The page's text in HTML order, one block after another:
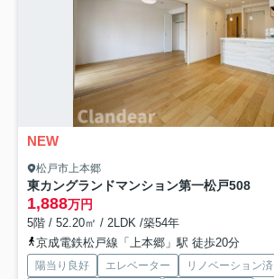
NEW
松戸市上本郷
東カングランドマンション第一松戸508
1,888万円
5階 / 52.20㎡ / 2LDK /築54年
京成電鉄松戸線「上本郷」駅 徒歩20分
陽当り良好 エレベーター リノベーション済